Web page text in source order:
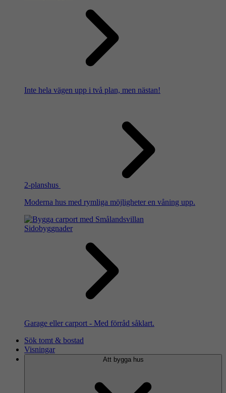
Inte hela vägen upp i två plan, men nästan!
2-planshus
Moderna hus med rymliga möjligheter en våning upp.
Sidobyggnader
Garage eller carport - Med förråd såklart.
Sök tomt & bostad
Visningar
Att bygga hus